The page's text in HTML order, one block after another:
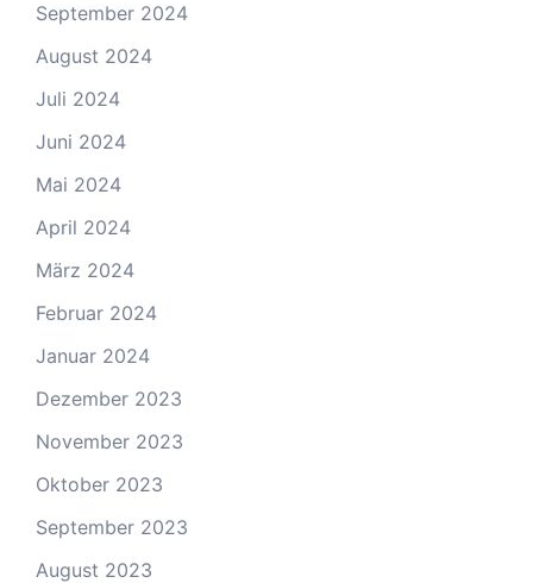
September 2024
August 2024
Juli 2024
Juni 2024
Mai 2024
April 2024
März 2024
Februar 2024
Januar 2024
Dezember 2023
November 2023
Oktober 2023
September 2023
August 2023